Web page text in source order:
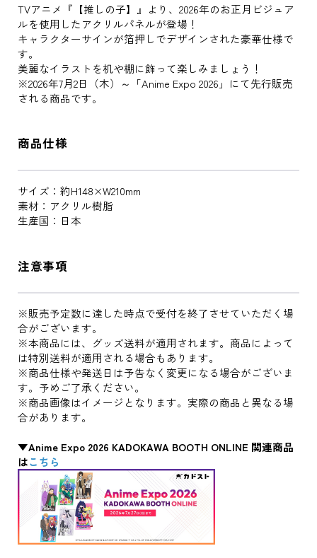
TVアニメ『【推しの子】』より、2026年のお正月ビジュア
ルを使用したアクリルパネルが登場！
キャラクターサインが箔押しでデザインされた豪華仕様で
す。
美麗なイラストを机や棚に飾って楽しみましょう！
※2026年7月2日（木）～「Anime Expo 2026」にて先行販売
される商品です。
商品仕様
サイズ：約H148×W210mm
素材：アクリル樹脂
生産国：日本
注意事項
※販売予定数に達した時点で受付を終了させていただく場
合がございます。
※本商品には、グッズ送料が適用されます。商品によって
は特別送料が適用される場合もあります。
※商品仕様や発送日は予告なく変更になる場合がございま
す。予めご了承ください。
※商品画像はイメージとなります。実際の商品と異なる場
合があります。
▼Anime Expo 2026 KADOKAWA BOOTH ONLINE 関連商品
はこちら